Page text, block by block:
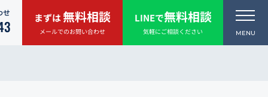
せ まずは無料相談
メールでのお問い合わせ
LINEで無料相談
気軽にご相談ください